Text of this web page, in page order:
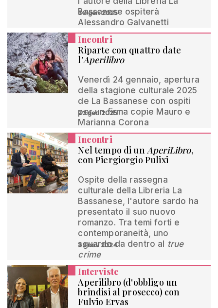
Bassanese ospiterà
Alessandro Galvanetti
30 gen 2025
Incontri
Riparte con quattro date
l'Aperilibro
Venerdì 24 gennaio, apertura
della stagione culturale 2025
de La Bassanese con ospiti
per un firma copie Mauro e
Marianna Corona
23 gen 2025
Incontri
Nel tempo di unAperiLibro,
con Piergiorgio Pulixi
Ospite della rassegna
culturale della Libreria La
Bassanese, l'autore sardo ha
presentato il suo nuovo
romanzo. Tra temi forti e
contemporaneità, uno
sguardo da dentro al
true
crime
23 nov 2024
Interviste
Aperilibro (d'obbligo un
brindisi al prosecco) con
Fulvio Ervas